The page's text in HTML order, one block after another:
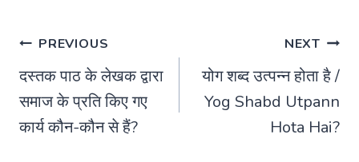
Post
navigation
PREVIOUS
दस्तक पाठ के लेखक द्वारा
समाज के प्रति किए गए
कार्य कौन-कौन से हैं?
NEXT
योग शब्द उत्पन्न होता है /
Yog Shabd Utpann
Hota Hai?